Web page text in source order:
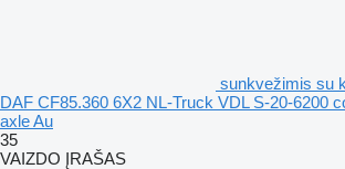
sunkvežimis su
DAF CF85.360 6X2 NL-Truck VDL S-20-6200
axle Au
35
VAIZDO ĮRAŠAS